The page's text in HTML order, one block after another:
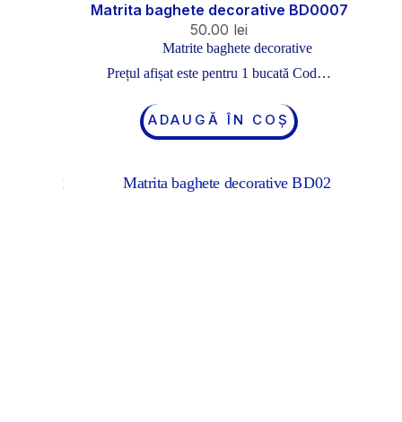
Matrita baghete decorative BD0007
50.00 lei
Matrite baghete decorative
Prețul afișat este pentru 1 bucată Cod…
ADAUGĂ ÎN COȘ